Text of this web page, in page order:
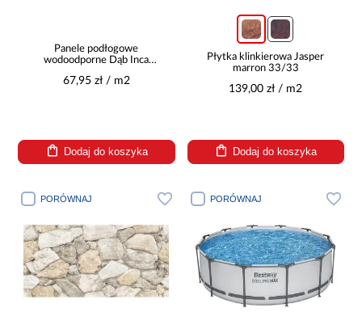
Panele podłogowe
wodoodporne Dąb Inca
Herringbone K476
67,95 zł / m2
Dodaj do koszyka
Płytka klinkierowa Jasper
marron 33/33
139,00 zł / m2
Dodaj do koszyka
PORÓWNAJ PORÓWNAJ